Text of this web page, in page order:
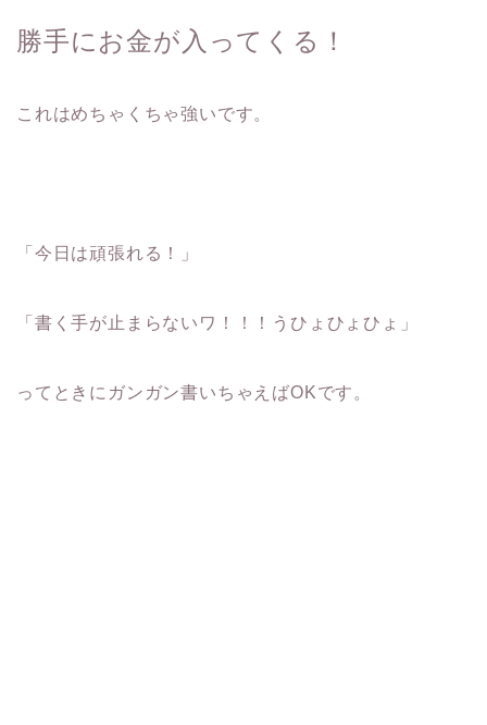
勝手にお金が入ってくる！
これはめちゃくちゃ強いです。
「今日は頑張れる！」
「書く手が止まらないワ！！！うひょひょひょ」
ってときにガンガン書いちゃえばOKです。